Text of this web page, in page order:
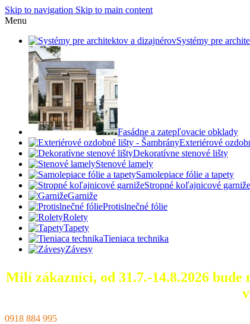
Skip to navigation Skip to main content
Menu
Systémy pre
Fasádne a zatepľovacie obklady
Exteriérové
Dekoratívne stenové lišty
Stenové lamely
Samolepiace fólie a tapety
Stropné koľajnicové garniže
Garniže
Protislnečné fólie
Rolety
Tapety
Tieniaca technika
Závesy
Milí zákazníci, od 31.7.-14.8.2026
0918 884 995